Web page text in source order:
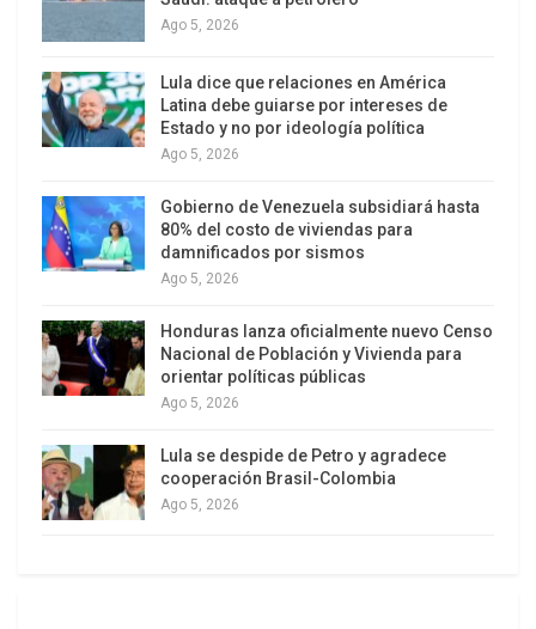
Radio Progreso. Esto fue lo que nos dijeron.
alcance de esta Misión de organizaciones
populares?
de Honduras nuevamente en la agenda política de
la comunidad internacional pues estamos
asistiendo a un deterioro permanente en materia
dado las espaldas. En el marco del Golpe de
Estado las violaciones a los derechos humanos
eran realizadas de manera pública y manifiesta,
Sosa, las violaciones han pasado a ser una
especie de baja intensidad; esto es, programadas,
Ago 5, 2026
Lula dice que relaciones en América
Latina debe guiarse por intereses de
Estado y no por ideología política
Ago 5, 2026
Gobierno de Venezuela subsidiará hasta
80% del costo de viviendas para
damnificados por sismos
Ago 5, 2026
Honduras lanza oficialmente nuevo Censo
Nacional de Población y Vivienda para
orientar políticas públicas
Ago 5, 2026
Lula se despide de Petro y agradece
cooperación Brasil-Colombia
Ago 5, 2026